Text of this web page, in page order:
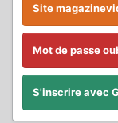
Site
Mot de passe
S'inscrire avec